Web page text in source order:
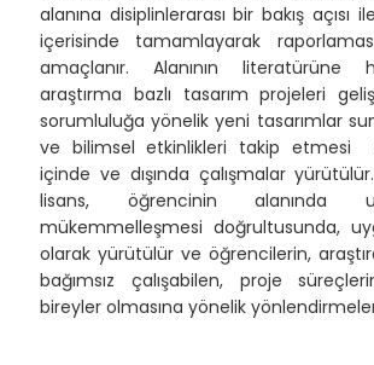
alanına disiplinlerarası bir bakış açısı
içerisinde tamamlayarak
amaçlanır. Alanının literatürüne
araştırma bazlı tasarım projeleri
sorumluluğa yönelik yeni tasarımlar
ve bilimsel etkinlikleri takip etmesi
içinde ve dışında çalışmalar
lisans, öğrencinin alanında
mükemmelleşmesi doğrultusunda,
olarak yürütülür ve öğrencilerin,
bağımsız çalışabilen, proje
bireyler olmasına yönelik yönlendirmeler